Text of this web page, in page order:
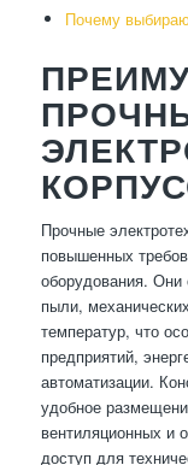
Почему
Прочные
повышенных
оборудования.
пыли,
температур, что
предприятий,
автоматизации.
удобное
вентиляционных и
доступ для